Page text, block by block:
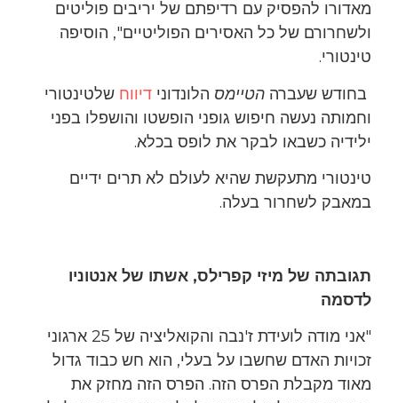
מאדורו להפסיק עם רדיפתם של יריבים פוליטים
ולשחרורם של כל האסירים הפוליטיים", הוסיפה
טינטורי.
בחודש שעברה הטיימס הלונדוני דיווח שלטינטורי
וחמותה נעשה חיפוש גופני הופשטו והושפלו בפני
ילידיה כשבאו לבקר את לופס בכלא.
טינטורי מתעקשת שהיא לעולם לא תרים ידיים
במאבק לשחרור בעלה.
תגובתה של מיזי קפרילס, אשתו של אנטוניו
לדסמה
"אני מודה לועידת ז'נבה והקואליציה של 25 ארגוני
זכויות האדם שחשבו על בעלי, הוא חש כבוד גדול
מאוד מקבלת הפרס הזה. הפרס הזה מחזק את